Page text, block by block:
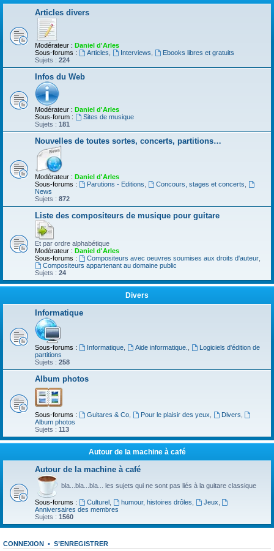
Articles divers
Modérateur : Daniel d'Arles
Sous-forums :
Articles Interviews
Ebooks libres et gratuits
Sujets : 224
Infos du Web
Modérateur : Daniel d'Arles
Sous-forum :
Sites de musique
Sujets : 181
Nouvelles de toutes sortes, concerts, partitions…
Modérateur : Daniel d'Arles
Sous-forums :
Parutions - Editions Concours, stages et concerts
News
Sujets : 872
Liste des compositeurs de musique pour guitare
Et par ordre alphabétique
Modérateur : Daniel d'Arles
Sous-forums :
Compositeurs avec oeuvres soumises aux droits d'auteur,
Compositeurs appartenant au domaine public
Sujets : 24
Divers
Informatique
Sous-forums : Informatique, Aide informatique.
Logiciels d'édition de
partitions
Sujets : 258
Album photos
Sous-forums : Guitares & Co, Pour le plaisir des yeux Divers
Album photos
Sujets : 113
Autour de la machine à café
Autour de la machine à café
bla...bla...bla... les sujets qui ne sont pas liés à la guitare classique
Sous-forums : Culturel, humour, histoires drôles Jeux
Anniversaires des membres
Sujets : 1560
CONNEXION • S’ENREGISTRER